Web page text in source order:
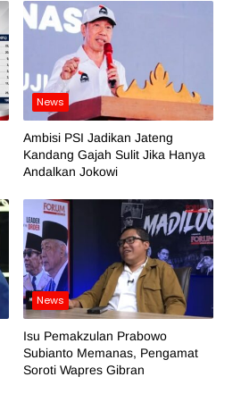
News
Ambisi PSI Jadikan Jateng
Kandang Gajah Sulit Jika Hanya
Andalkan Jokowi
News
Isu Pemakzulan Prabowo
Subianto Memanas, Pengamat
Soroti Wapres Gibran